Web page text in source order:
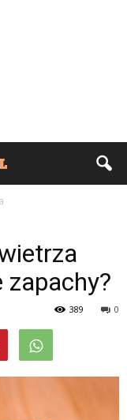
zapachy?
0
389